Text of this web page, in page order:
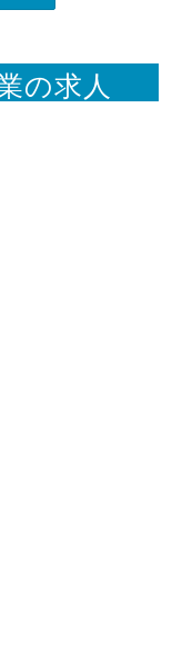
の求人